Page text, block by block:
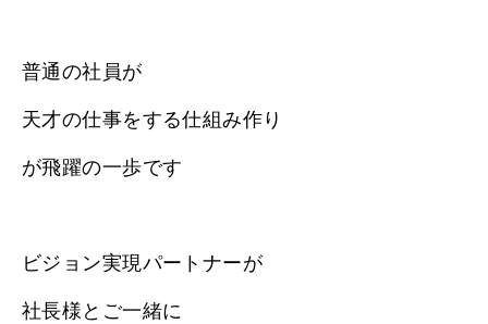
普通の社員が
天才の仕事をする仕組み作り
が飛躍の一歩です
ビジョン実現パートナーが
社長様とご一緒に